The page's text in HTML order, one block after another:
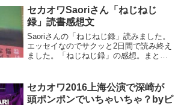
セカオワSaoriさん「ねじねじ
録」読書感想文
Saoriさんの「ねじねじ録」読みました。
エッセイなのでサクッと2日間で読み終え
ました。「ねじねじ録」の感想。まと
スメします。装画・牧野千穂さんなんと
も、温かい雰囲気の...
セカオワ2016上海公演で深崎が
頭ポンポンでいちゃいちゃ？byピ